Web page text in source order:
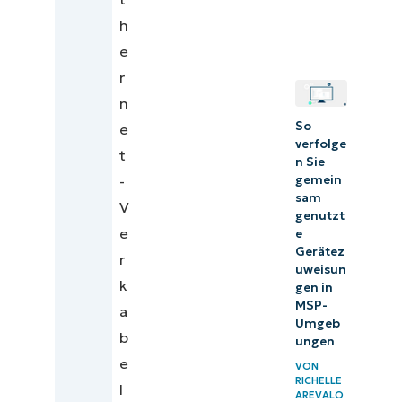
h
e
r
n
e
t
-
V
e
r
k
a
b
e
l
So
verfolge
n Sie
gemein
sam
genutzt
e
Gerätez
uweisun
gen in
MSP-
Umgeb
ungen
VON
RICHELLE
AREVALO